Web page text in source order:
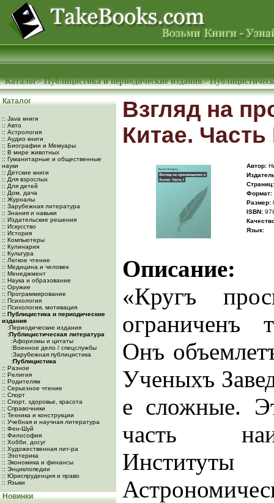
Каталог>Публицистика и периодические издания>
Каталог
:: Java книги
:: Авто
:: Астрология
:: Аудио книги
:: Биографии и Мемуары
:: В мире животных
:: Гуманитарные и общественные
науки
:: Детские книги
:: Для взрослых
:: Для детей
:: Дом, дача
:: Журналы
:: Зарубежная литература
:: Знания и навыки
:: Издательские решения
:: Искусство
:: История
:: Компьютеры
:: Кулинария
:: Культура
:: Легкое чтение
:: Медицина и человек
:: Менеджмент
:: Наука и образование
:: Оружие
:: Программирование
:: Психология
:: Психология, мотивация
:: Публицистика и периодические
издания
:Периодические издания
:Публицистическая литература
:Афоризмы и цитаты
:Военное дело / спецслужбы
:Зарубежная публицистика
:Публицистика
:: Разное
:: Религия
:: Родителям
:: Серьезное чтение
:: Спорт
:: Спорт, здоровье, красота
:: Справочники
:: Техника и конструкции
:: Учебная и научная литература
:: Фен-Шуй
:: Философия
:: Хобби, досуг
:: Художественная лит-ра
:: Эзотерика
:: Экономика и финансы
:: Энциклопедии
:: Юриспруденция и право
:: Языки
Новинки
Взгляд на
Китае. Часть
Автор:
Cтраниц:
Формат:
Размер:
ISBN:
Язык:
Описание:
«Кругъ
ограниченъ
Онъ
Ученыхъ
е сложные.
часть
Институты